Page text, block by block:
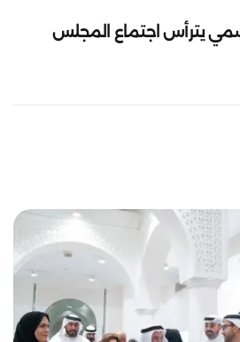
يترأس اجتماع المجلس